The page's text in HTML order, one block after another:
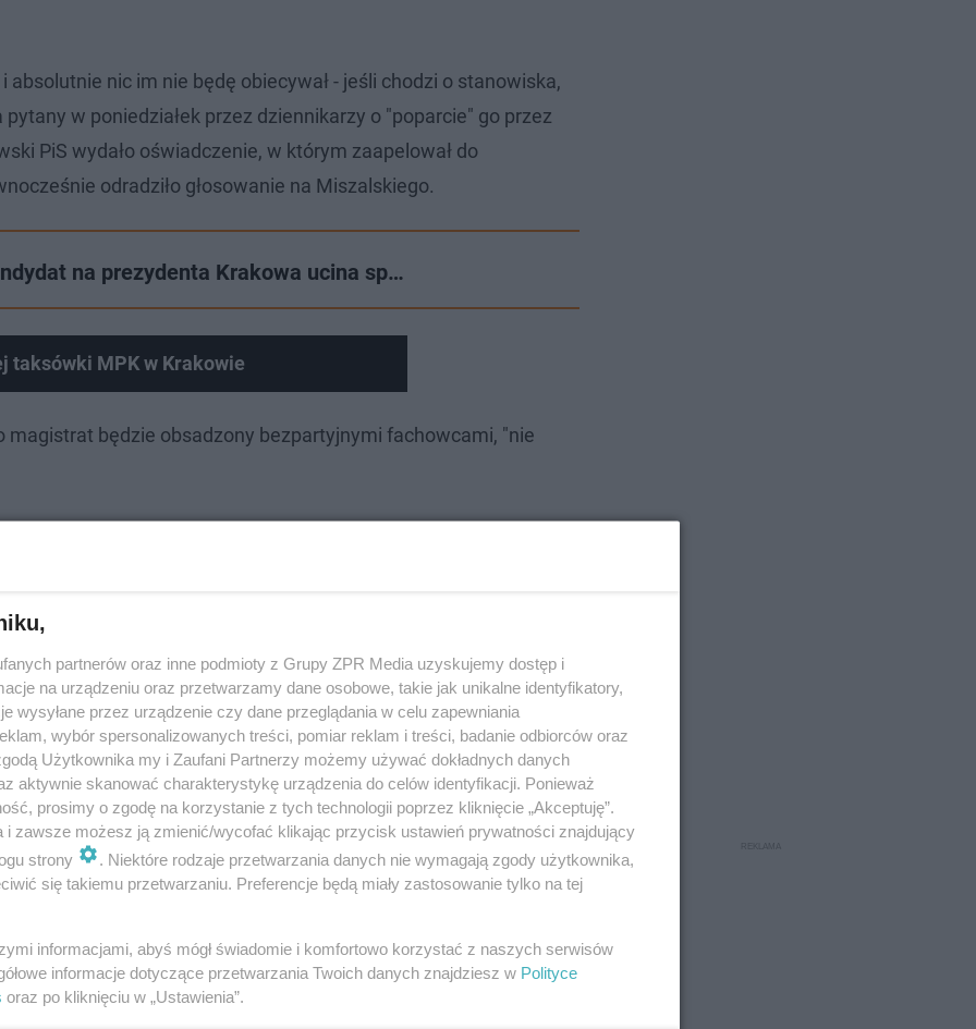
nic im nie będę obiecywał - jeśli chodzi o stanowiska,
w poniedziałek przez dziennikarzy o "poparcie" go przez
PiS wydało oświadczenie, w którym zaapelował do
odradziło głosowanie na Miszalskiego.
na prezydenta Krakowa ucina sp…
taksówki MPK w Krakowie
magistrat będzie obsadzony bezpartyjnymi fachowcami, "nie
niezdrowe" – ocenił kandydat na prezydenta wskazując, że KO
"prezydentem dla wszystkich"
partnerów oraz inne podmioty z Grupy ZPR Media uzyskujemy dostęp i
na urządzeniu oraz przetwarzamy dane osobowe, takie jak unikalne identyfikatory,
wysyłane przez urządzenie czy dane przeglądania w celu zapewniania
wybór spersonalizowanych treści, pomiar reklam i treści, badanie odbiorców oraz
Użytkownika my i Zaufani Partnerzy możemy używać dokładnych danych
aktywnie skanować charakterystykę urządzenia do celów identyfikacji. Ponieważ
prosimy o zgodę na korzystanie z tych technologii poprzez kliknięcie „Akceptuję”.
i zawsze możesz ją zmienić/wycofać klikając przycisk ustawień prywatności znajdujący
strony
. Niektóre rodzaje przetwarzania danych nie wymagają zgody użytkownika,
się takiemu przetwarzaniu. Preferencje będą miały zastosowanie tylko na tej
informacjami, abyś mógł świadomie i komfortowo korzystać z naszych serwisów
informacje dotyczące przetwarzania Twoich danych znajdziesz w Polityce
oraz po kliknięciu w „Ustawienia”.